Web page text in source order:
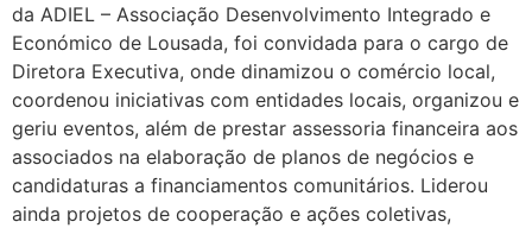
da ADIEL – Associação Desenvolvimento Integrado e
Económico de Lousada, foi convidada para o cargo de
Diretora Executiva, onde dinamizou o comércio local,
coordenou iniciativas com entidades locais, organizou e
geriu eventos, além de prestar assessoria financeira aos
associados na elaboração de planos de negócios e
candidaturas a financiamentos comunitários. Liderou
ainda projetos de cooperação e ações coletivas,